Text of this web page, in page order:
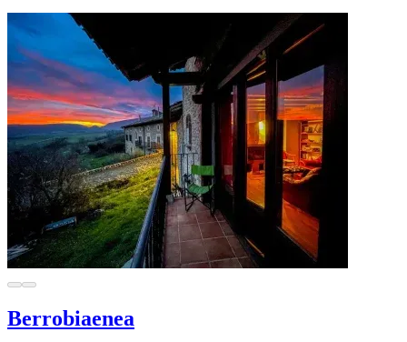
Berrobiaenea